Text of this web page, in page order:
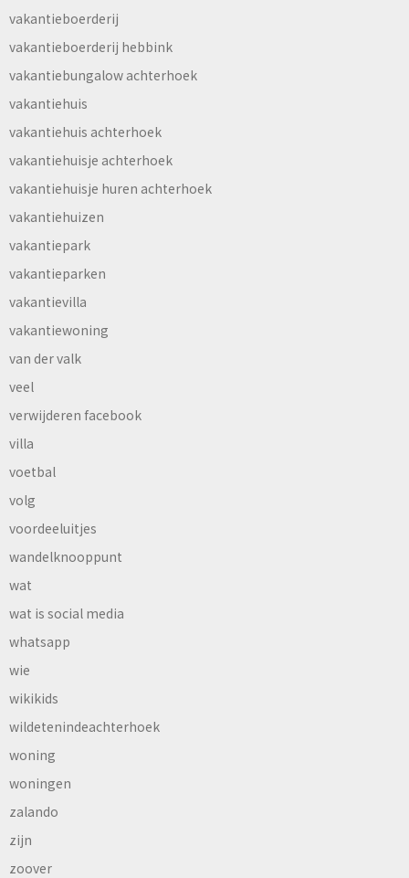
vakantieboerderij
vakantieboerderij hebbink
vakantiebungalow achterhoek
vakantiehuis
vakantiehuis achterhoek
vakantiehuisje achterhoek
vakantiehuisje huren achterhoek
vakantiehuizen
vakantiepark
vakantieparken
vakantievilla
vakantiewoning
van der valk
veel
verwijderen facebook
villa
voetbal
volg
voordeeluitjes
wandelknooppunt
wat
wat is social media
whatsapp
wie
wikikids
wildetenindeachterhoek
woning
woningen
zalando
zijn
zoover